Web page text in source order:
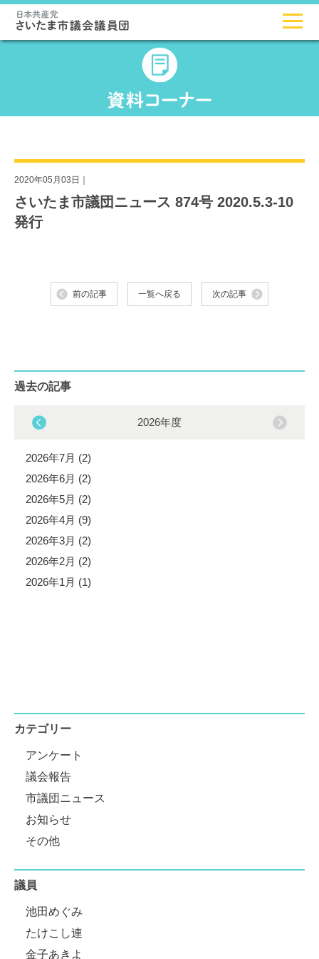
2020年05月03日｜
さいたま市議団ニュース 874号 2020.5.3-10
発行
前の記事 一覧へ戻る 次の記事
過去の記事
2026年度
2026年7月 (2)
2026年6月 (2)
2026年5月 (2)
2026年4月 (9)
2026年3月 (2)
2026年2月 (2)
2026年1月 (1)
カテゴリー
アンケート
議会報告
市議団ニュース
お知らせ
その他
議員
池田めぐみ
たけこし連
金子あきよ